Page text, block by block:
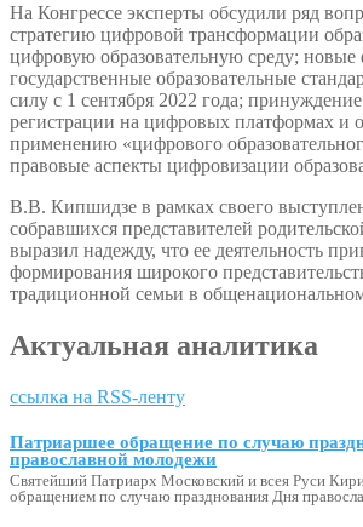
На Конгрессе эксперты обсудили ряд
стратегию цифровой трансформации
цифровую образовательную среду; новые
государственные образовательные
силу с 1 сентября 2022 года;
регистрации на цифровых платформах и
применению «цифрового
правовые аспекты цифровизации
В.В. Кипшидзе в рамках своего
собравшихся представителей
выразил надежду, что ее деятельность
формирования широкого
традиционной семьи в
Актуальная аналитика
ссылка на RSS-ленту
Патриаршее обращение по случаю
православной молодежи
Святейший Патриарх Московский и всея Руси
обращением по случаю празднования Дня